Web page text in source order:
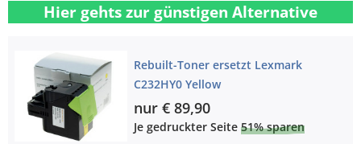
Hier gehts zur günstigen Alternative
Rebuilt-Toner ersetzt Lexmark
C232HY0 Yellow
nur € 89,90
Je gedruckter Seite51% sparen